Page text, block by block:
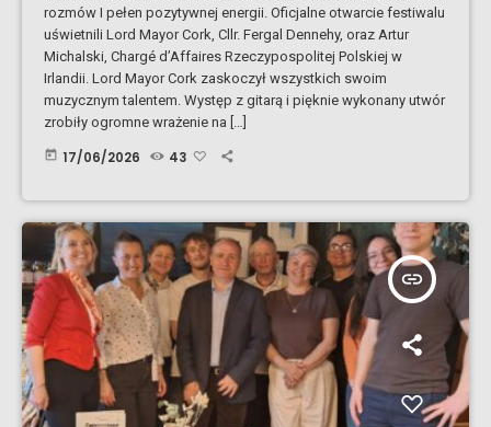
rozmów I pełen pozytywnej energii. Oficjalne otwarcie festiwalu
uświetnili Lord Mayor Cork, Cllr. Fergal Dennehy, oraz Artur
Michalski, Chargé d’Affaires Rzeczypospolitej Polskiej w
Irlandii. Lord Mayor Cork zaskoczył wszystkich swoim
muzycznym talentem. Występ z gitarą i pięknie wykonany utwór
zrobiły ogromne wrażenie na […]
today 17/06/2026 43
insert_link